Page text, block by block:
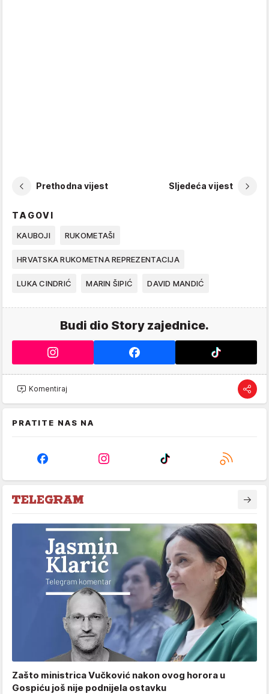
Prethodna vijest Sljedeća vijest
TAGOVI
KAUBOJI RUKOMETAŠI
HRVATSKA RUKOMETNA REPREZENTACIJA
LUKA CINDRIĆ MARIN ŠIPIĆ DAVID MANDIĆ
Budi dio Story zajednice.
Komentiraj
PRATITE NAS NA
Zašto ministrica Vučković nakon ovog horora u
Gospiću još nije podnijela ostavku